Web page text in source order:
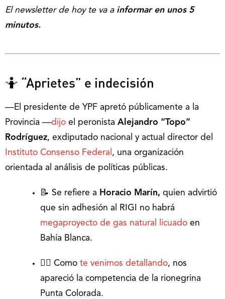
El newsletter de hoy te va a informar en unos 5
minutos.
🤷 “Aprietes” e indecisión
―El presidente de YPF apretó públicamente a la
Provincia ―dijo el peronista Alejandro “Topo”
Rodríguez, exdiputado nacional y actual director del
Instituto Consenso Federal , una organización
orientada al análisis de políticas públicas.
📝 Se refiere a Horacio Marín, quien advirtió
que sin adhesión al RIGI no habrá
megaproyecto de gas natural licuado en
Bahía Blanca.
🙅‍♂️ Como te venimos detallando, nos
apareció la competencia de la rionegrina
Punta Colorada.